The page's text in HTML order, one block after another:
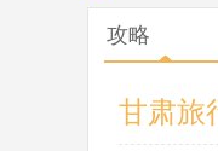
攻略
甘肃旅